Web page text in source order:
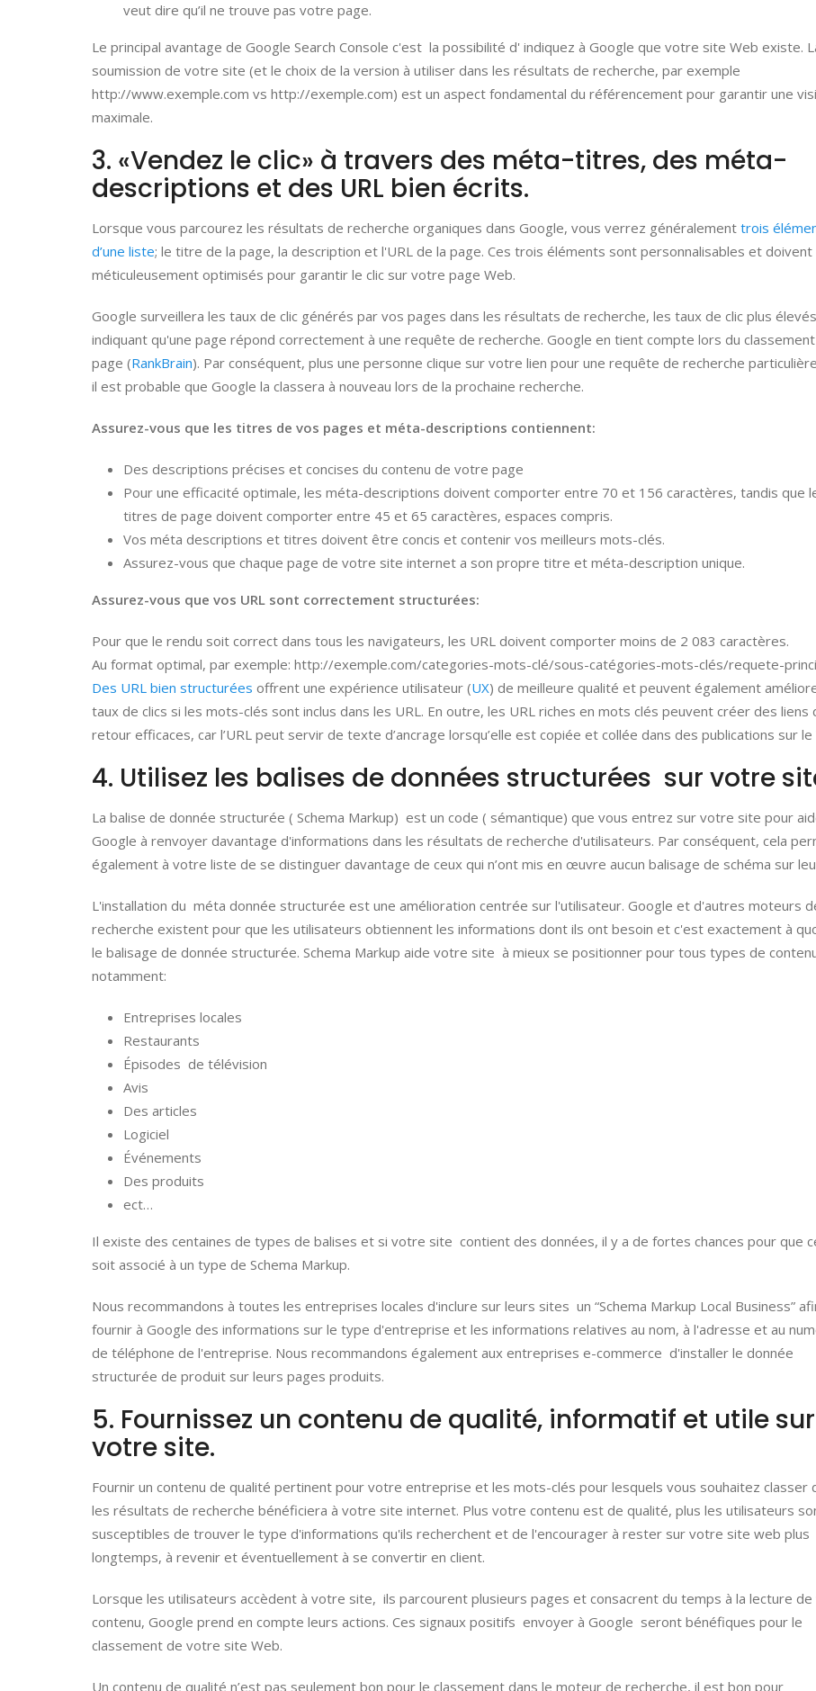
veut dire qu’il ne trouve pas votre page.
Le principal avantage de Google Search Console c'est la possibilité d' indiquez à Google que votre site Web existe.
soumission de votre site (et le choix de la version à utiliser dans les résultats de recherche, par exemple
http://www.exemple.com vs http://exemple.com) est un aspect fondamental du référencement pour garantir une
maximale.
3. «Vendez le clic» à travers des méta-titres, des méta-
descriptions et des URL bien écrits.
Lorsque vous parcourez les résultats de recherche organiques dans Google, vous verrez généralement trois
d’une liste; le titre de la page, la description et l'URL de la page. Ces trois éléments sont personnalisables et
méticuleusement optimisés pour garantir le clic sur votre page Web.
Google surveillera les taux de clic générés par vos pages dans les résultats de recherche, les taux de clic plus élevés
indiquant qu'une page répond correctement à une requête de recherche. Google en tient compte lors du
page (RankBrain). Par conséquent, plus une personne clique sur votre lien pour une requête de recherche
il est probable que Google la classera à nouveau lors de la prochaine recherche.
Assurez-vous que les titres de vos pages et méta-descriptions contiennent:
Des descriptions précises et concises du contenu de votre page
Pour une efficacité optimale, les méta-descriptions doivent comporter entre 70 et 156 caractères, tandis que
titres de page doivent comporter entre 45 et 65 caractères, espaces compris.
Vos méta descriptions et titres doivent être concis et contenir vos meilleurs mots-clés.
Assurez-vous que chaque page de votre site internet a son propre titre et méta-description unique.
Assurez-vous que vos URL sont correctement structurées:
Pour que le rendu soit correct dans tous les navigateurs, les URL doivent comporter moins de 2 083 caractères.
Au format optimal, par exemple: http://exemple.com/categories-mots-clé/sous-catégories-mots-clés/requete-
Des URL bien structurées offrent une expérience utilisateur (UX) de meilleure qualité et peuvent également
taux de clics si les mots-clés sont inclus dans les URL. En outre, les URL riches en mots clés peuvent créer des liens
retour efficaces, car l’URL peut servir de texte d’ancrage lorsqu’elle est copiée et collée dans des publications sur le
4. Utilisez les balises de données structurées sur votre
La balise de donnée structurée ( Schema Markup) est un code ( sémantique) que vous entrez sur votre site pour
Google à renvoyer davantage d'informations dans les résultats de recherche d'utilisateurs. Par conséquent, cela
également à votre liste de se distinguer davantage de ceux qui n’ont mis en œuvre aucun balisage de schéma sur
L'installation du méta donnée structurée est une amélioration centrée sur l'utilisateur. Google et d'autres moteurs
recherche existent pour que les utilisateurs obtiennent les informations dont ils ont besoin et c'est exactement à
le balisage de donnée structurée. Schema Markup aide votre site à mieux se positionner pour tous types de
notamment:
Entreprises locales
Restaurants
Épisodes de télévision
Avis
Des articles
Logiciel
Événements
Des produits
ect…
Il existe des centaines de types de balises et si votre site contient des données, il y a de fortes chances pour que
soit associé à un type de Schema Markup.
Nous recommandons à toutes les entreprises locales d'inclure sur leurs sites un “Schema Markup Local Business”
fournir à Google des informations sur le type d'entreprise et les informations relatives au nom, à l'adresse et au
de téléphone de l'entreprise. Nous recommandons également aux entreprises e-commerce d'installer le donnée
structurée de produit sur leurs pages produits.
5. Fournissez un contenu de qualité, informatif et utile sur
votre site.
Fournir un contenu de qualité pertinent pour votre entreprise et les mots-clés pour lesquels vous souhaitez classer
les résultats de recherche bénéficiera à votre site internet. Plus votre contenu est de qualité, plus les utilisateurs
susceptibles de trouver le type d'informations qu'ils recherchent et de l'encourager à rester sur votre site web plus
longtemps, à revenir et éventuellement à se convertir en client.
Lorsque les utilisateurs accèdent à votre site, ils parcourent plusieurs pages et consacrent du temps à la lecture
contenu, Google prend en compte leurs actions. Ces signaux positifs envoyer à Google seront bénéfiques pour le
classement de votre site Web.
Un contenu de qualité n’est pas seulement bon pour le classement dans le moteur de recherche, il est bon pour